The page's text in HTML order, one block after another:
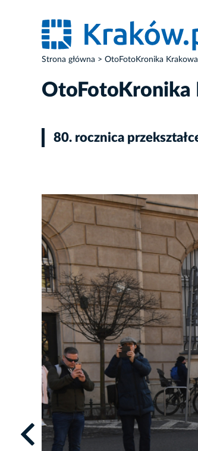
Strona główna OtoFotoKronika Krakowa
OtoFotoKronika
80. rocznica